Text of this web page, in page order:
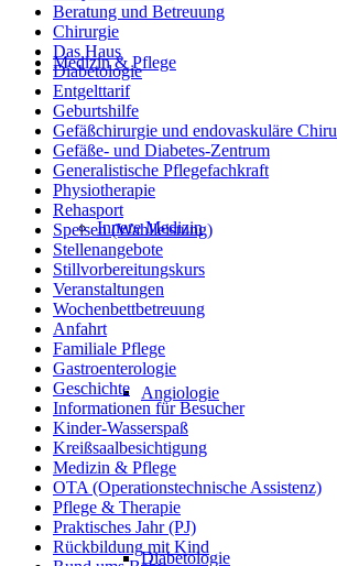
Medizin & Pflege
Innere Medizin
Angiologie
Diabetologie
Beratung und Betreuung
Chirurgie
Das Haus
Diabetologie
Entgelttarif
Geburtshilfe
Gefäßchirurgie und endovaskuläre
Gefäße- und Diabetes-Zentrum
Generalistische Pflegefachkraft
Physiotherapie
Rehasport
Speisen (Wahlleistung)
Stellenangebote
Stillvorbereitungskurs
Veranstaltungen
Wochenbettbetreuung
Anfahrt
Familiale Pflege
Gastroenterologie
Geschichte
Informationen für Besucher
Kinder-Wasserspaß
Kreißsaalbesichtigung
Medizin & Pflege
OTA (Operationstechnische Assistenz)
Pflege & Therapie
Praktisches Jahr (PJ)
Rückbildung mit Kind